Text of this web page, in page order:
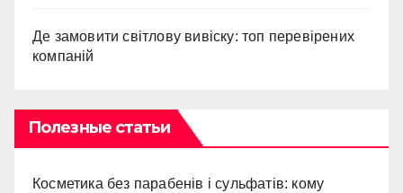
Де замовити світлову вивіску: топ перевірених
компаній
Полезные статьи
Косметика без парабенів і сульфатів: кому